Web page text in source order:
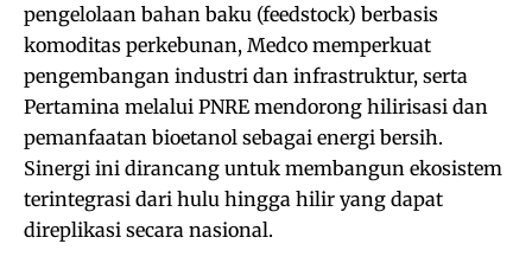
pengelolaan bahan baku (feedstock) berbasis
komoditas perkebunan, Medco memperkuat
pengembangan industri dan infrastruktur, serta
Pertamina melalui PNRE mendorong hilirisasi dan
pemanfaatan bioetanol sebagai energi bersih.
Sinergi ini dirancang untuk membangun ekosistem
terintegrasi dari hulu hingga hilir yang dapat
direplikasi secara nasional.